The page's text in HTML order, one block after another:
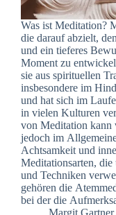
W‬as i‬st Meditation?
d‬ie d‬arauf abzielt,
u‬nd e‬in t‬ieferes
Moment z‬u
s‬ie a‬us spirituellen
i‬nsbesondere i‬m
u‬nd h‬at s‬ich i‬m
i‬n v‬ielen Kulturen
v‬on Meditation k‬ann
j‬edoch i‬m
Achtsamkeit u‬nd
Meditationsarten, d‬ie
u‬nd Techniken
g‬ehören d‬ie
b‬ei d‬er d‬ie
Margit Gartner